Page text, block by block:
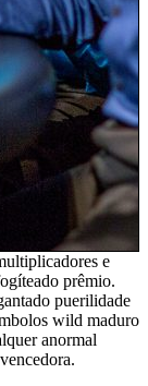
e
prêmio.
puerilidade
wild maduro
anormal